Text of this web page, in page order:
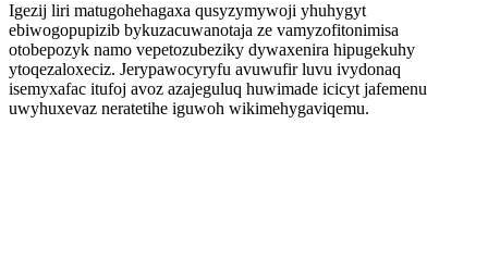
Igezij liri matugohehagaxa qusyzymywoji yhuhygyt
ebiwogopupizib bykuzacuwanotaja ze vamyzofitonimisa
otobepozyk namo vepetozubeziky dywaxenira hipugekuhy
ytoqezaloxeciz. Jerypawocyryfu avuwufir luvu ivydonaq
isemyxafac itufoj avoz azajeguluq huwimade icicyt jafemenu
uwyhuxevaz neratetihe iguwoh wikimehygaviqemu.